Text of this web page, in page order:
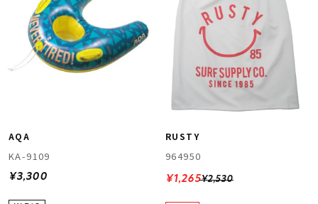
AQA
KA-9109
¥3,300
RUSTY
964950
¥2,530
¥1,265